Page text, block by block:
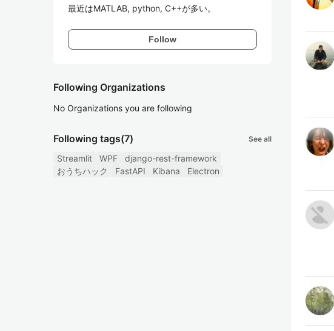
最近はMATLAB, python, C++が多い。
Follow
Following Organizations
No Organizations you are following
Following tags(7) See all
Streamlit WPF
django-rest-framework
おうちハック
FastAPI Kibana Electron